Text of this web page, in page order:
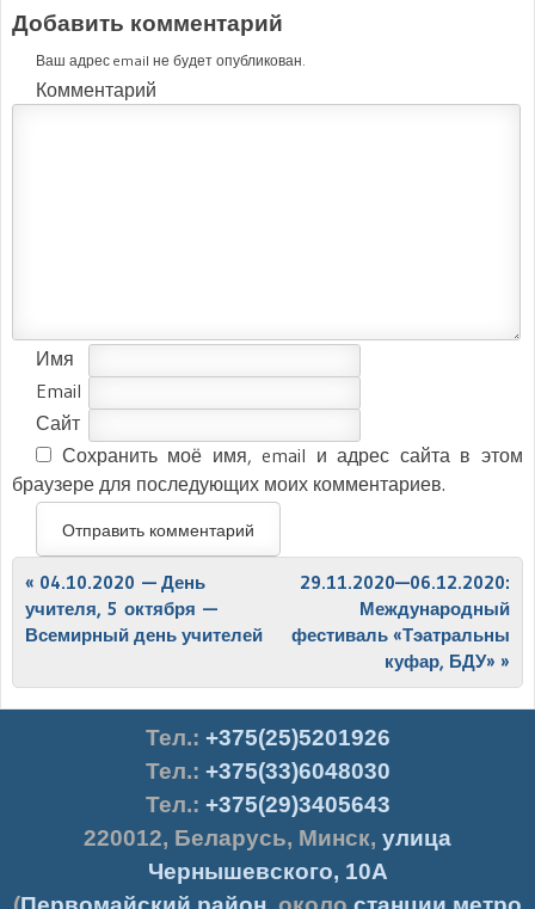
Добавить комментарий
Ваш адрес email не будет опубликован.
Комментарий
Имя
Email
Сайт
Сохранить моё имя, email и адрес сайта в этом
браузере для последующих моих комментариев.
Post navigation
« 04.10.2020 — День
учителя, 5 октября —
Всемирный день учителей
29.11.2020—06.12.2020:
Международный
фестиваль «Тэатральны
куфар, БДУ» »
Тел.: +375(25)5201926
Тел.: +375(33)6048030
Тел.: +375(29)3405643
220012, Беларусь, Минск, улица
Чернышевского, 10А